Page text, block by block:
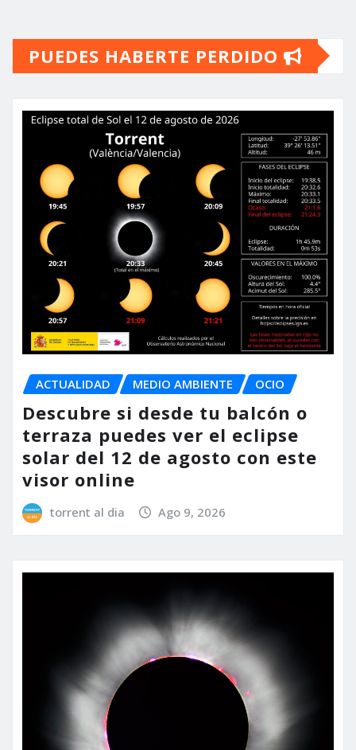
entradas
PUEDES HABERTE PERDIDO
ACTUALIDAD MEDIO AMBIENTE OCIO
Descubre si desde tu balcón o
terraza puedes ver el eclipse
solar del 12 de agosto con este
visor online
torrent al dia Ago 9, 2026